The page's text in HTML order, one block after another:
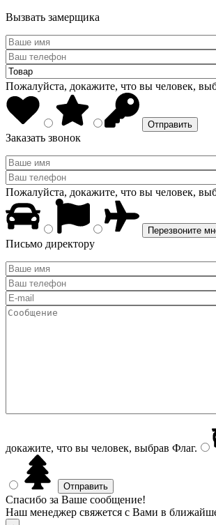
Вызвать замерщика
Пожалуйста, докажите, что вы человек,
Заказать звонок
Пожалуйста, докажите, что вы человек,
Письмо директору
докажите, что вы человек, выбрав Флаг.
Спасибо за Ваше сообщение!
Наш менеджер свяжется с Вами в